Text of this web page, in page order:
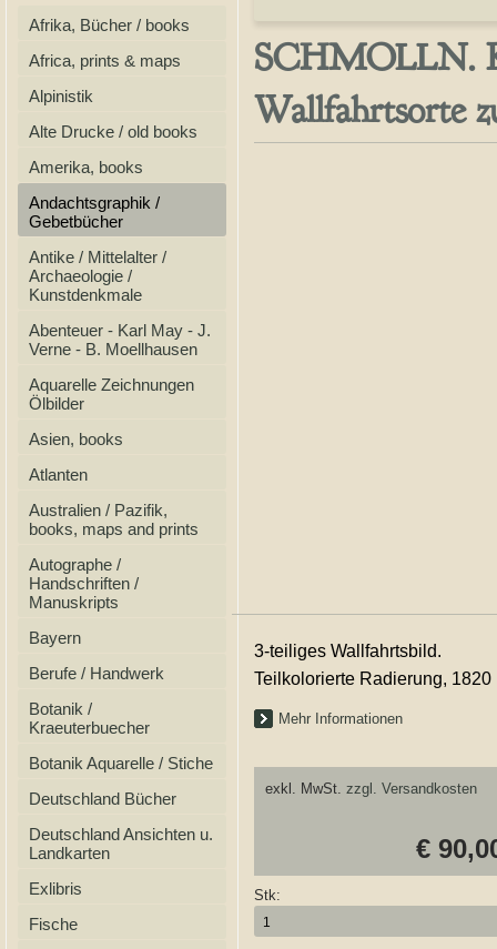
Afrika, Bücher / books
Africa, prints & maps
Alpinistik
Alte Drucke / old books
Amerika, books
Andachtsgraphik /
Gebetbücher
Antike / Mittelalter /
Archaeologie /
Kunstdenkmale
Abenteuer - Karl May - J.
Verne - B. Moellhausen
Aquarelle Zeichnungen
Ölbilder
Asien, books
Atlanten
Australien / Pazifik,
books, maps and prints
Autographe /
Handschriften /
Manuskripts
Bayern
Berufe / Handwerk
Botanik /
Kraeuterbuecher
Botanik Aquarelle / Stiche
Deutschland Bücher
Deutschland Ansichten u.
Landkarten
Exlibris
Fische
SCHMOLLN.
Wallfahrtsorte
3-teiliges Wallfahrtsbild.
Teilkolorierte Radierung, 1820
Mehr Informationen
exkl. MwSt. zzgl. Versandkosten
€
Stk: